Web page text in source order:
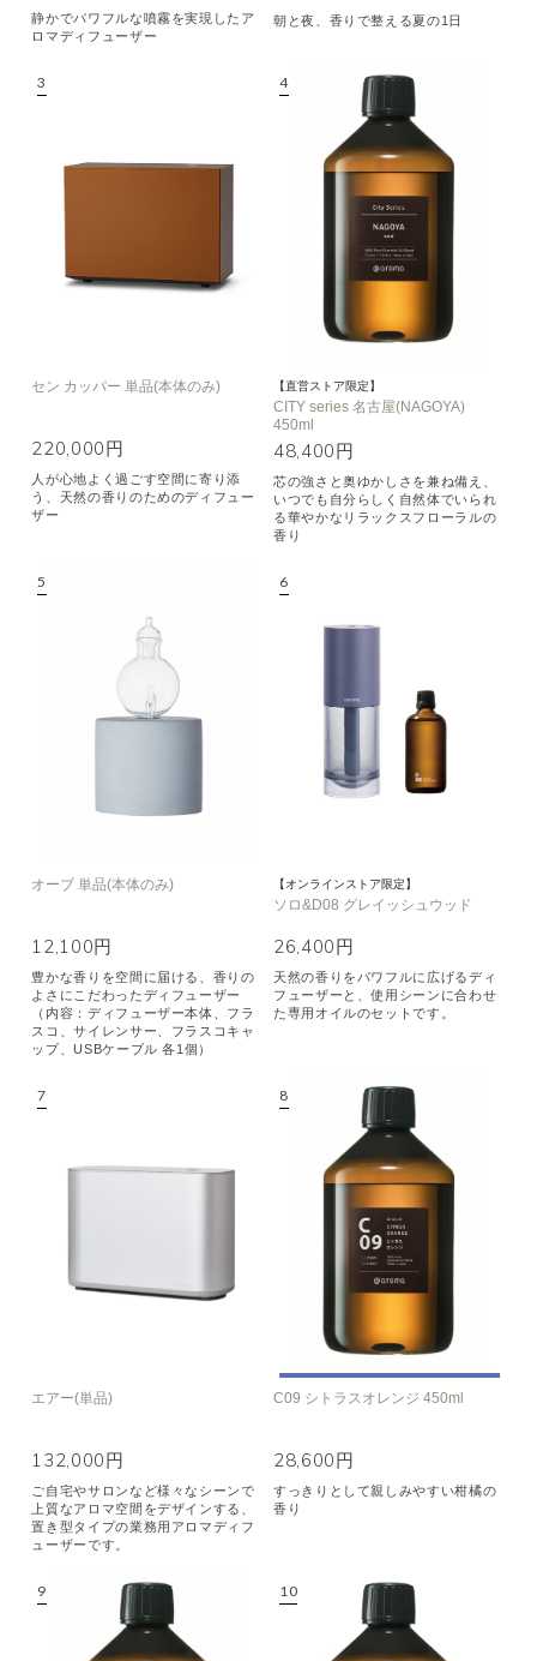
静かでパワフルな噴霧を実現したア
ロマディフューザー
朝と夜、香りで整える夏の1日
セン カッパー 単品(本体のみ)
220,000円
人が心地よく過ごす空間に寄り添
う、天然の香りのためのディフュー
ザー
【直営ストア限定】
CITY series 名古屋(NAGOYA)
450ml
48,400円
芯の強さと奥ゆかしさを兼ね備え、
いつでも自分らしく自然体でいられ
る華やかなリラックスフローラルの
香り
オーブ 単品(本体のみ)
12,100円
豊かな香りを空間に届ける、香りの
よさにこだわったディフューザー
（内容：ディフューザー本体、フラ
スコ、サイレンサー、フラスコキャ
ップ、USBケーブル 各1個）
【オンラインストア限定】
ソロ&D08 グレイッシュウッド
26,400円
天然の香りをパワフルに広げるディ
フューザーと、使用シーンに合わせ
た専用オイルのセットです。
エアー(単品)
132,000円
ご自宅やサロンなど様々なシーンで
上質なアロマ空間をデザインする、
置き型タイプの業務用アロマディフ
ューザーです。
C09 シトラスオレンジ 450ml
28,600円
すっきりとして親しみやすい柑橘の
香り